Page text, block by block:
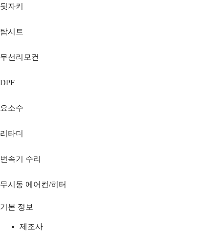
뒷자키
탑시트
무선리모컨
DPF
요소수
리타더
변속기 수리
무시동 에어컨/히터
기본 정보
제조사